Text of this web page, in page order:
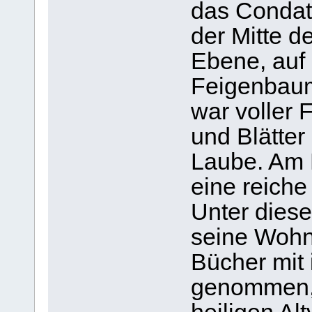
das
der Mitte
Ebene,
war voller
und
Laube.
eine
Unter
seine
Bücher